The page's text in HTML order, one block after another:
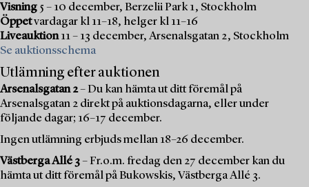
Visning 5 – 10 december, Berzelii Park 1, Stockholm
Öppetvardagar kl 11–18, helger kl 11–16
Liveauktion11 – 13 december, Arsenalsgatan 2, Stockholm
Se auktionsschema
Utlämning efter auktionen
Arsenalsgatan 2– Du kan hämta ut ditt föremål på
Arsenalsgatan 2 direkt på auktionsdagarna, eller under
följande dagar; 16–17 december.
Ingen utlämning erbjuds mellan 18–26 december.
Västberga Allé 3– Fr.o.m. fredag den 27 december kan du
hämta ut ditt föremål på Bukowskis, Västberga Allé 3.